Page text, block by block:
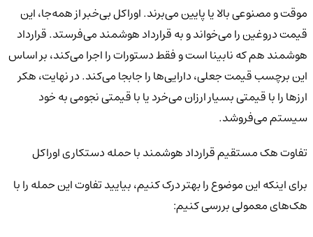
موقت و مصنوعی بالا یا پایین می‌برند. اوراکل بی‌خبر از همه‌جا، این
قیمت دروغین را می‌خواند و به قرارداد هوشمند می‌فرستد. قرارداد
هوشمند هم که نابینا است و فقط دستورات را اجرا می‌کند، بر اساس
این برچسب قیمت جعلی، دارایی‌ها را جابجا می‌کند. در نهایت، هکر
ارزها را با قیمتی بسیار ارزان می‌خرد یا با قیمتی نجومی به خود
سیستم می‌فروشد.
تفاوت هک مستقیم قرارداد هوشمند با حمله دستکاری اوراکل
برای اینکه این موضوع را بهتر درک کنیم، بیایید تفاوت این حمله را با
هک‌های معمولی بررسی کنیم: